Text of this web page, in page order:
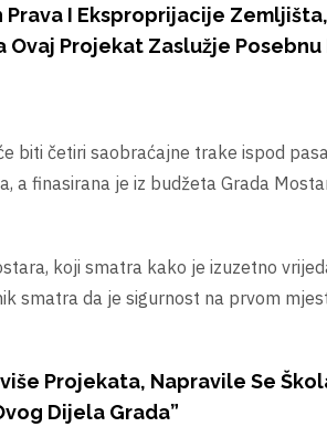
I Eksproprijacije
Projekat Zaslužje Posebnu
biti četiri saobraćajne trake ispod
a finasirana je iz budžeta Grada
koji smatra kako je izuzetno
smatra da je sigurnost na prvom
Projekata, Napravile Se
Dijela Grada”